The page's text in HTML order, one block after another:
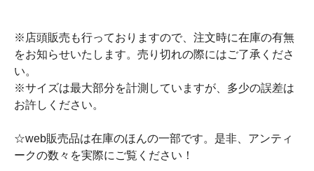
※店頭販売も行っておりますので、注文時に在庫の有無
をお知らせいたします。売り切れの際にはご了承くださ
い。
※サイズは最大部分を計測していますが、多少の誤差は
お許しください。
☆web販売品は在庫のほんの一部です。是非、アンティ
ークの数々を実際にご覧ください！